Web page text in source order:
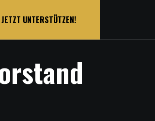
JETZT UNTERSTÜTZEN!